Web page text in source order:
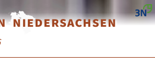
NIEDERSACHSEN